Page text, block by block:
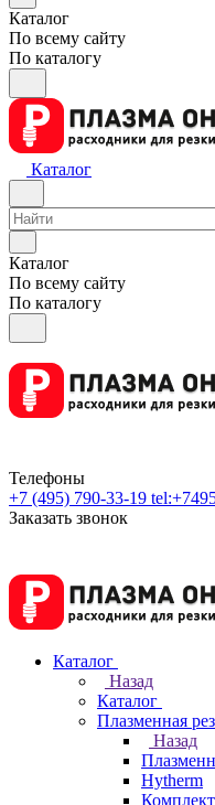
Каталог
По всему сайту
По каталогу
Каталог
Каталог
По всему сайту
По каталогу
Телефоны
+7 (495) 790-33-19
Заказать звонок
Каталог
Назад
Каталог
Плазменная
Назад
Hytherm